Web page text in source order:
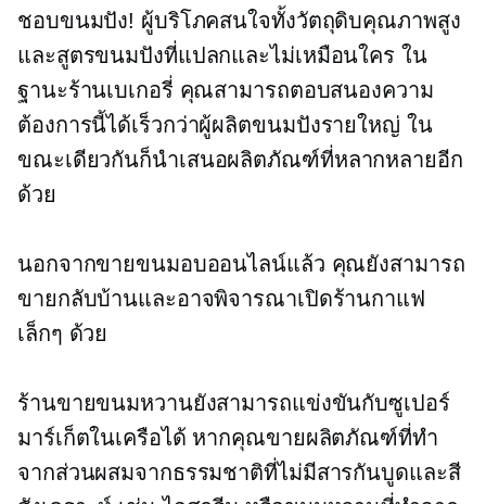
ชอบขนมปัง! ผู้บริโภคสนใจทั้งวัตถุดิบคุณภาพสูง
และสูตรขนมปังที่แปลกและไม่เหมือนใคร ใน
ฐานะร้านเบเกอรี่ คุณสามารถตอบสนองความ
ต้องการนี้ได้เร็วกว่าผู้ผลิตขนมปังรายใหญ่ ใน
ขณะเดียวกันก็นำเสนอผลิตภัณฑ์ที่หลากหลายอีก
ด้วย
นอกจากขายขนมอบออนไลน์แล้ว คุณยังสามารถ
ขายกลับบ้านและอาจพิจารณาเปิดร้านกาแฟ
เล็กๆ ด้วย
ร้านขายขนมหวานยังสามารถแข่งขันกับซูเปอร์
มาร์เก็ตในเครือได้ หากคุณขายผลิตภัณฑ์ที่ทำ
จากส่วนผสมจากธรรมชาติที่ไม่มีสารกันบูดและสี